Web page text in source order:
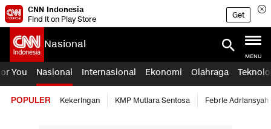
CNN Indonesia
Find it on Play Store
Get
Nasional
MENU
You Nasional Internasional Ekonomi Olahraga
POPULER Kekeringan KMP Mutiara Sentosa Febrie Adriansyah